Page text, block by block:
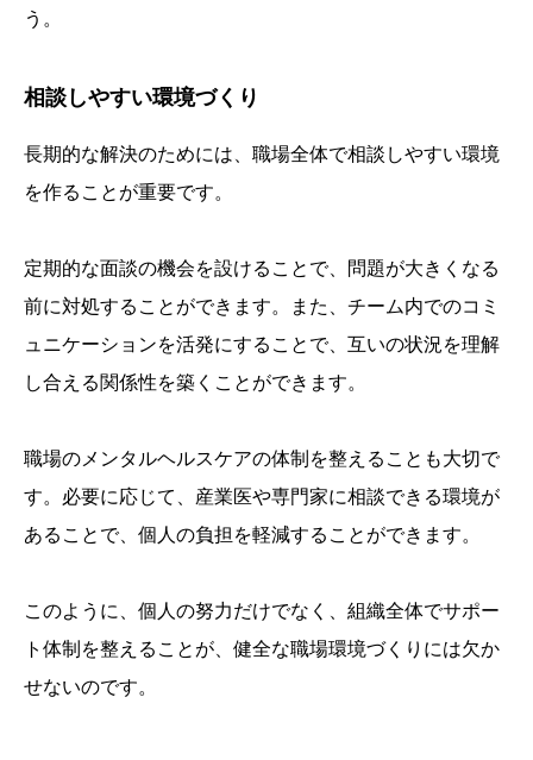
う。
相談しやすい環境づくり
長期的な解決のためには、職場全体で相談しやすい環境
を作ることが重要です。
定期的な面談の機会を設けることで、問題が大きくなる
前に対処することができます。また、チーム内でのコミ
ュニケーションを活発にすることで、互いの状況を理解
し合える関係性を築くことができます。
職場のメンタルヘルスケアの体制を整えることも大切で
す。必要に応じて、産業医や専門家に相談できる環境が
あることで、個人の負担を軽減することができます。
このように、個人の努力だけでなく、組織全体でサポー
ト体制を整えることが、健全な職場環境づくりには欠か
せないのです。